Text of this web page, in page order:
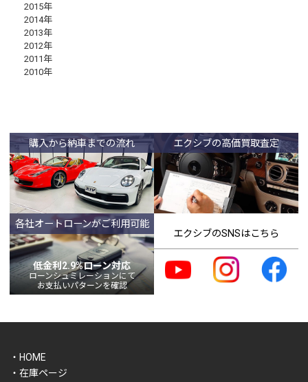
2015年
2014年
2013年
2012年
2011年
2010年
購入から納車までの流れ エクシブの高価買取査定
各社オートローンがご利用可能
低金利2.9%ローン対応
ローンシュミレーションにて
お支払いパターンを確認
エクシブのSNSはこちら
・HOME
・在庫ページ